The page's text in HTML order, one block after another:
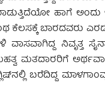
ಹಾಗೆ ಅಂದು
ಬಾರದವರು
ನಿವೃತ್ತ
ಮಹತ್ವ ಮತದಾರರಿಗೆ
ಬರೆದಿದ್ದ